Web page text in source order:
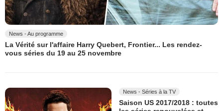
News - Au programme
La Vérité sur l'affaire Harry Quebert, Frontier... Les rendez-
vous séries du 19 au 25 novembre
News - Séries à la TV
Saison US 2017/2018 : toutes